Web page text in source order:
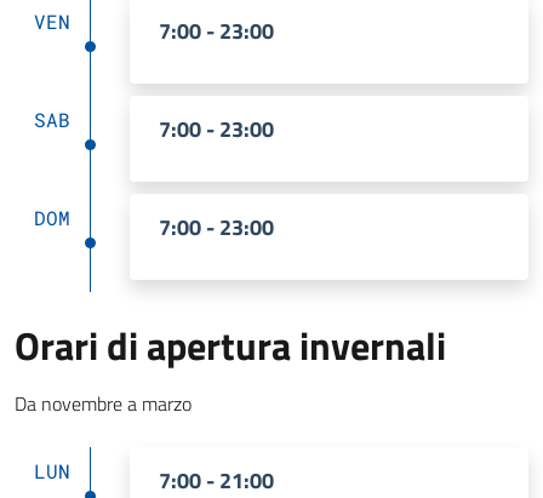
VEN 7:00 - 23:00
SAB 7:00 - 23:00
DOM 7:00 - 23:00
Orari di apertura invernali
Da novembre a marzo
LUN 7:00 - 21:00